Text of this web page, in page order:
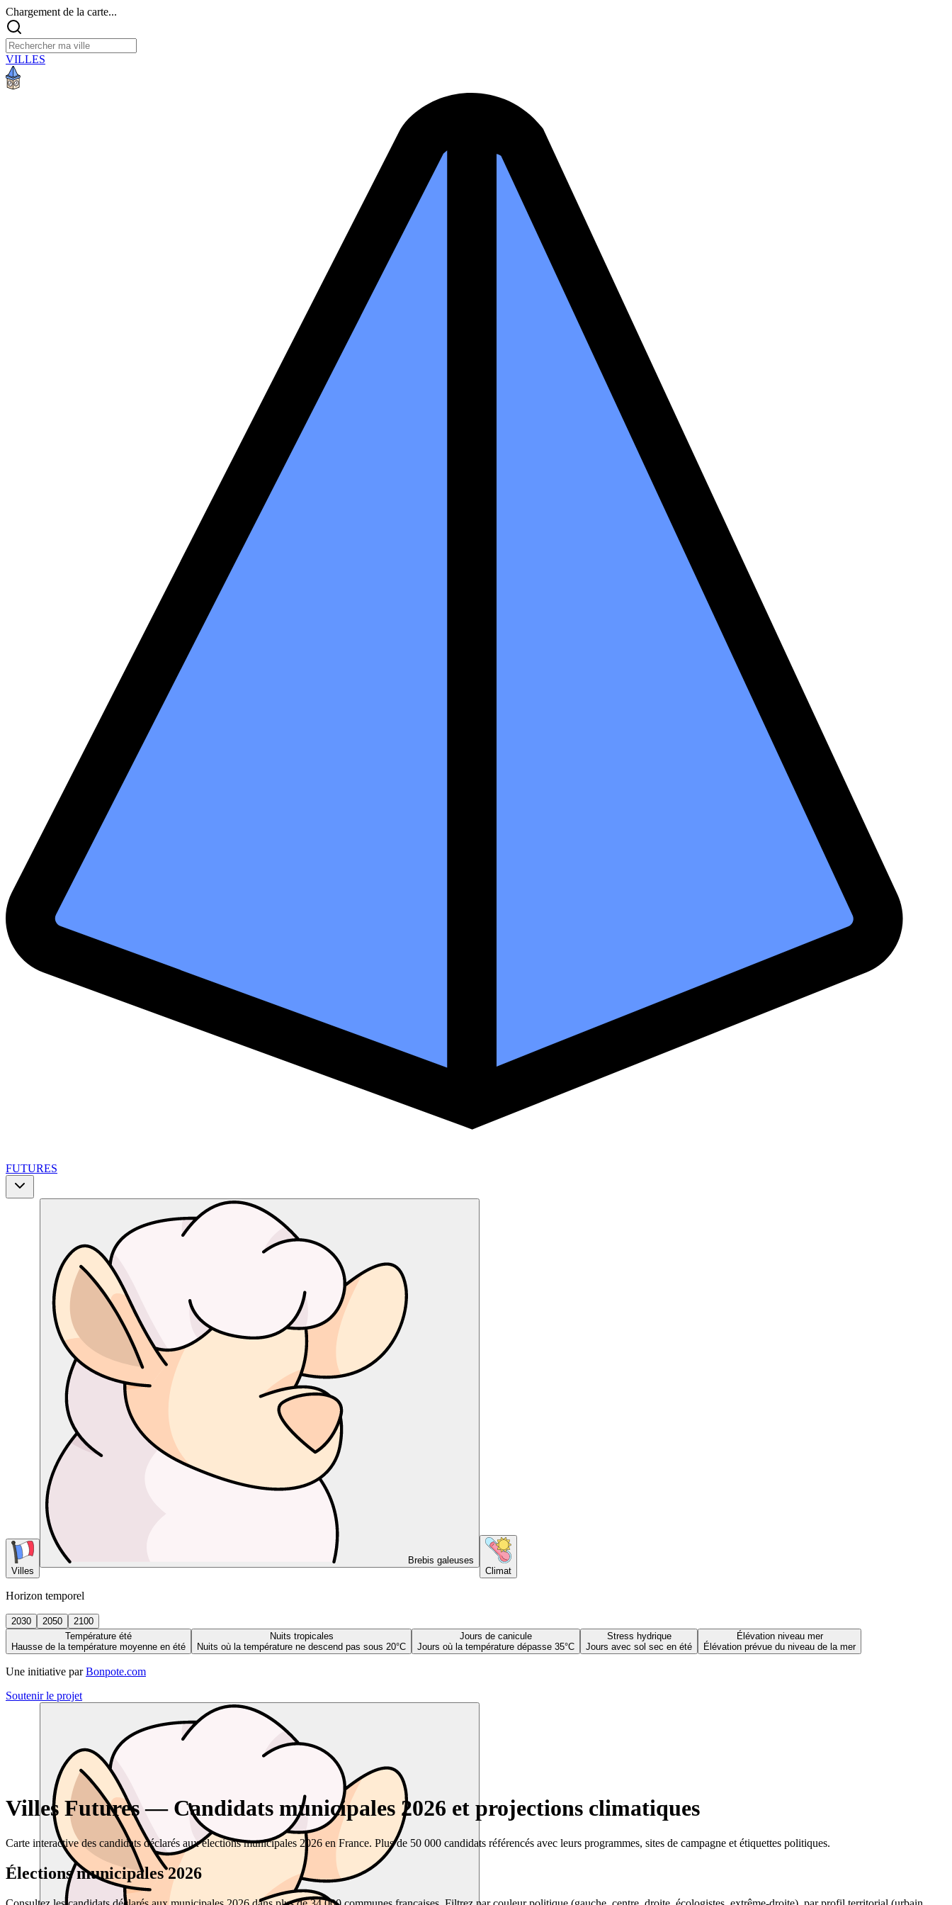
Chargement de la carte...
VILLES
FUTURES
Villes
Brebis galeuses
Climat
Horizon temporel
2030 2050
2100
Température été
Hausse de la température moyenne en été
Nuits tropicales
Nuits où la température ne descend pas sous 20°C
Jours de canicule
Jours où la température dépasse 35°C
Stress hydrique
Jours avec sol sec en été
Élévation niveau mer
Élévation prévue du niveau de la mer
Une initiative par Bonpote.com
Soutenir le projet
Villes Futures — Candidats municipales 2026 et projections climatiques
Carte interactive des candidats déclarés aux élections municipales 2026 en France. Plus de 50 000 candidats référencés avec leurs programmes, sites de campagne et étiquettes politiques.
Élections municipales 2026